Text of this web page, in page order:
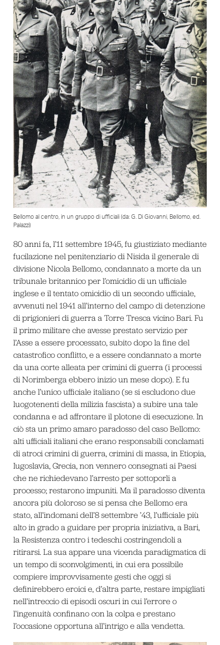
Bellomo al centro, in un gruppo di ufficiali (da: G. Di Giovanni, Bellomo, ed.
Palazzi)
80 anni fa, l’11 settembre 1945, fu giustiziato mediante
fucilazione nel penitenziario di Nisida il generale di
divisione Nicola Bellomo, condannato a morte da un
tribunale britannico per l’omicidio di un ufficiale
inglese e il tentato omicidio di un secondo ufficiale,
avvenuti nel 1941 all’interno del campo di detenzione
di prigionieri di guerra a Torre Tresca vicino Bari. Fu
il primo militare che avesse prestato servizio per
l’Asse a essere processato, subito dopo la fine del
catastrofico conflitto, e a essere condannato a morte
da una corte alleata per crimini di guerra (i processi
di Norimberga ebbero inizio un mese dopo). E fu
anche l’unico ufficiale italiano (se si escludono due
luogotenenti della milizia fascista) a subire una tale
condanna e ad affrontare il plotone di esecuzione. In
ciò sta un primo amaro paradosso del caso Bellomo:
alti ufficiali italiani che erano responsabili conclamati
di atroci crimini di guerra, crimini di massa, in Etiopia,
Iugoslavia, Grecia, non vennero consegnati ai Paesi
che ne richiedevano l’arresto per sottoporli a
processo; restarono impuniti. Ma il paradosso diventa
ancora più doloroso se si pensa che Bellomo era
stato, all’indomani dell’8 settembre ’43, l’ufficiale più
alto in grado a guidare per propria iniziativa, a Bari,
la Resistenza contro i tedeschi costringendoli a
ritirarsi. La sua appare una vicenda paradigmatica di
un tempo di sconvolgimenti, in cui era possibile
compiere improvvisamente gesti che oggi si
definirebbero eroici e, d’altra parte, restare impigliati
nell’intreccio di episodi oscuri in cui l’errore o
l’ingenuità confinano con la colpa e prestano
l’occasione opportuna all’intrigo e alla vendetta.